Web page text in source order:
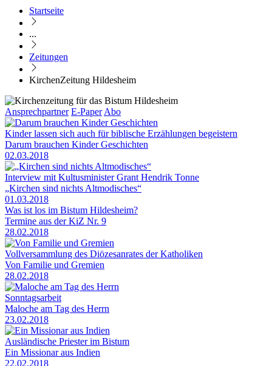
Startseite
...
Zeitungen
KirchenZeitung Hildesheim
Ansprechpartner E-PaperAbo
Kinder lassen sich auch für biblische Erzählungen begeistern
Darum brauchen Kinder Geschichten
02.03.2018
Interview mit Kultusminister Grant Hendrik Tonne
„Kirchen sind nichts Altmodisches“
01.03.2018
Was ist los im Bistum Hildesheim?
Termine aus der KiZ Nr. 9
28.02.2018
Vollversammlung des Diözesanrates der Katholiken
Von Familie und Gremien
28.02.2018
Sonntagsarbeit
Maloche am Tag des Herrn
23.02.2018
Ausländische Priester im Bistum
Ein Missionar aus Indien
22.02.2018